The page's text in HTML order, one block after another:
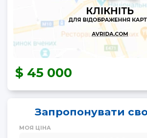
45 000
Запропонувати
МОЯ ЦІНА